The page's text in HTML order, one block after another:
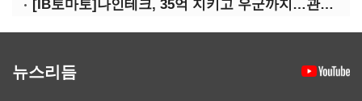
[IB토마토]나인테크, 35억 지키고 우군까지…관계사 활용 '1석2조'
뉴스리듬